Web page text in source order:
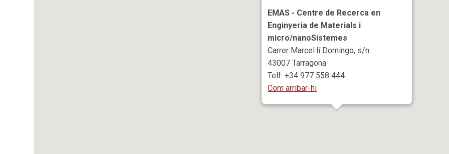
EMAS - Centre de Recerca en
Enginyeria de Materials i
micro/nanoSistemes
Carrer Marcel·lí Domingo, s/n
43007 Tarragona
Telf: +34 977 558 444
Com arribar-hi